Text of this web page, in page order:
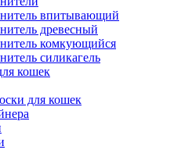
впитывающий
древесный
комкующийся
силикагель
кошек
для кошек